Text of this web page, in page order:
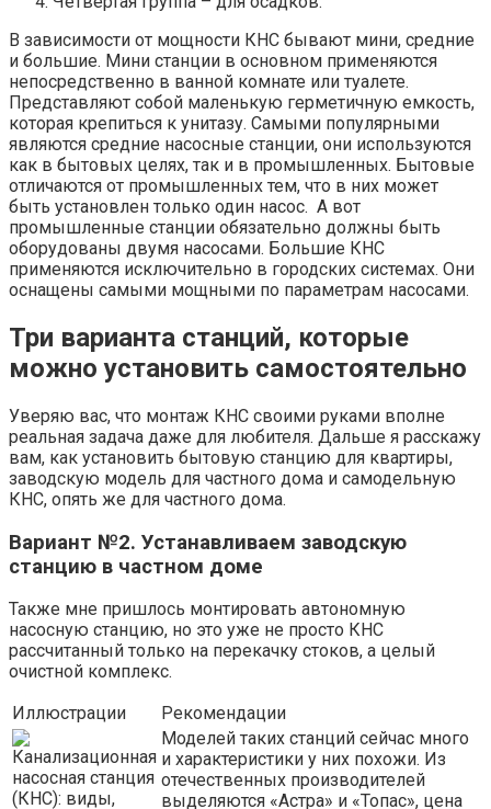
В зависимости от мощности КНС бывают мини, средние
и большие. Мини станции в основном применяются
непосредственно в ванной комнате или туалете.
Представляют собой маленькую герметичную емкость,
которая крепиться к унитазу. Самыми популярными
являются средние насосные станции, они используются
как в бытовых целях, так и в промышленных. Бытовые
отличаются от промышленных тем, что в них может
быть установлен только один насос. А вот
промышленные станции обязательно должны быть
оборудованы двумя насосами. Большие КНС
применяются исключительно в городских системах. Они
оснащены самыми мощными по параметрам насосами.
Три варианта станций, которые
можно установить самостоятельно
Уверяю вас, что монтаж КНС своими руками вполне
реальная задача даже для любителя. Дальше я расскажу
вам, как установить бытовую станцию для квартиры,
заводскую модель для частного дома и самодельную
КНС, опять же для частного дома.
Вариант №2. Устанавливаем заводскую
станцию в частном доме
Также мне пришлось монтировать автономную
насосную станцию, но это уже не просто КНС
рассчитанный только на перекачку стоков, а целый
очистной комплекс.
Иллюстрации
Рекомендации
Моделей таких станций сейчас много
и характеристики у них похожи. Из
отечественных производителей
выделяются «Астра» и «Топас», цена